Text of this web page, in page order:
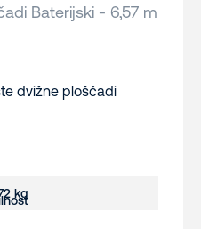
Baterijski - 6,57 m
kg